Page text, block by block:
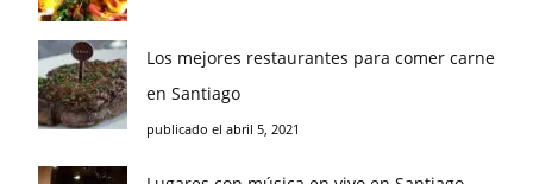
Los mejores restaurantes para comer carne
en Santiago
publicado el abril 5, 2021